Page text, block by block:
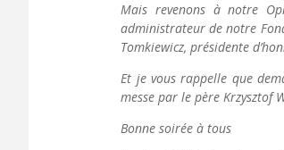
Mais revenons à notre
administrateur de notre
Tomkiewicz, présidente
Et je vous rappelle que
messe par le père Krzysztof
Bonne soirée à tous